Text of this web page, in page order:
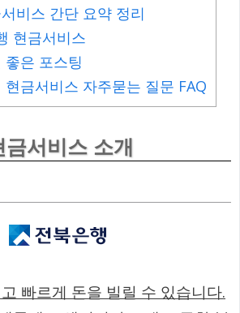
비스 간단 요약 정리
현금서비스
좋은 포스팅
현금서비스 자주묻는 질문 FAQ
서비스 소개
빠르게 돈을 빌릴 수 있습니다.